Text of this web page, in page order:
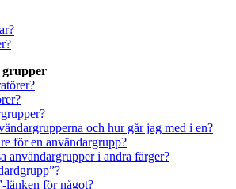
grupper
och hur går jag med i en?
för en användargrupp?
användargrupper i andra färger?
länken för något?